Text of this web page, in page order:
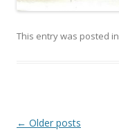
This entry was posted in
Post navigation
← Older posts